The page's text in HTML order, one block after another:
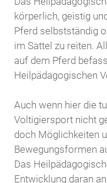
körperlich, geistig
Pferd selbstständig
im Sattel zu reiten.
auf dem Pferd
Heilpädagogischen
Auch wenn hier die
Voltigiersport nicht
doch Möglichkeiten
Bewegungsformen
Das
Entwicklung daran